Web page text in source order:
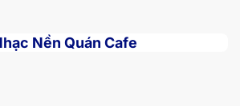
Nền Quán Cafe